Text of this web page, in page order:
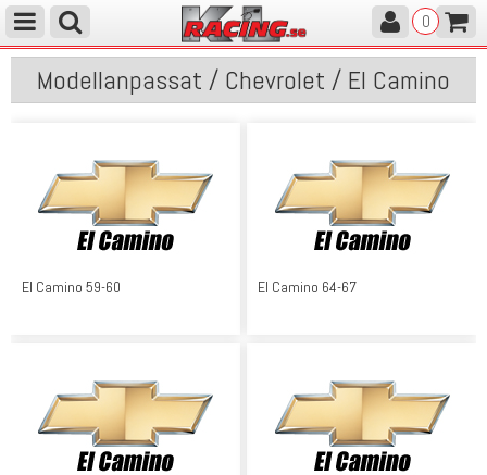
0
Modellanpassat / Chevrolet / El Camino
El Camino 59-60 El Camino 64-67